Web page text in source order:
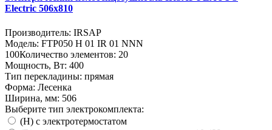
Electric 506х810
Производитель: IRSAP
Модель: FTP050 H 01 IR 01 NNN
100Количество элементов: 20
Мощность, Вт: 400
Тип перекладины: прямая
Форма: Лесенка
Ширина, мм: 506
Выберите тип электрокомплекта:
(H) с электротермостатом